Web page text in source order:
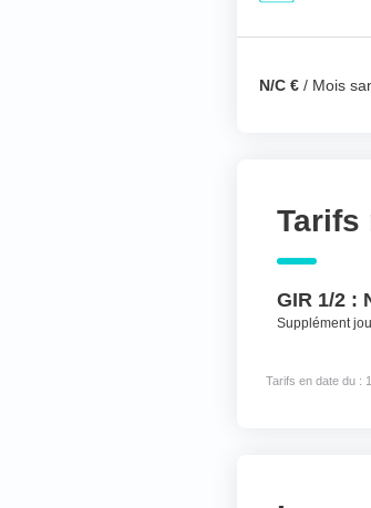
N/C € / Mois
Tarifs
GIR 1/2 :
Supplément
Tarifs en date du :